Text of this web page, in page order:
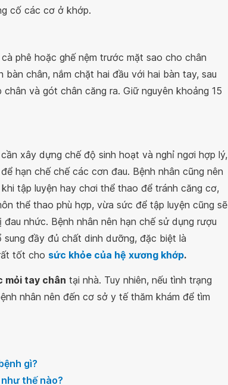
cố các cơ ở khớp.
phê hoặc ghế nệm trước mặt sao cho chân
chân, nắm chặt hai đầu với hai bàn tay, sau
và gót chân căng ra. Giữ nguyên khoảng 15
xây dựng chế độ sinh hoạt và nghỉ ngơi hợp lý,
hạn chế chế các cơn đau. Bệnh nhân cũng nên
tập luyện hay chơi thể thao để tránh căng cơ,
thể thao phù hợp, vừa sức để tập luyện cũng sẽ
nhức. Bệnh nhân nên hạn chế sử dụng rượu
đầy đủ chất dinh dưỡng, đặc biệt là
tốt cho sức khỏe của hệ xương khớp.
mỏi tay chân tại nhà. Tuy nhiên, nếu tình trạng
nhân nên đến cơ sở y tế thăm khám để tìm
gì?
thế nào?